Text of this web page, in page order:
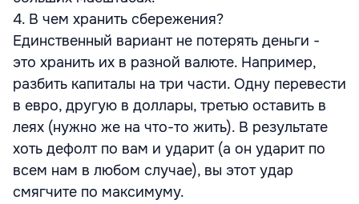
4. В чем хранить сбережения?
Единственный вариант не потерять деньги -
это хранить их в разной валюте. Например,
разбить капиталы на три части. Одну перевести
в евро, другую в доллары, третью оставить в
леях (нужно же на что-то жить). В результате
хоть дефолт по вам и ударит (а он ударит по
всем нам в любом случае), вы этот удар
смягчите по максимуму.